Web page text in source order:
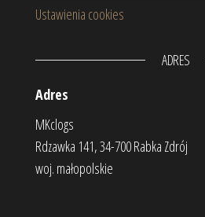
Ustawienia cookies
ADRES
Adres
MKclogs
Rdzawka 141, 34-700 Rabka Zdrój
woj. małopolskie